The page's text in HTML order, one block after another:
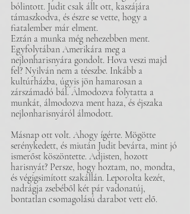
bólintott. Judit csak állt ott, kaszájára
támaszkodva, és észre se vette, hogy a
fiatalember már elment.
Eztán a munka még nehezebben ment.
Egyfolytában Amerikára meg a
nejlonharisnyára gondolt. Hova veszi majd
fel? Nyilván nem a téeszbe. Inkább a
kultúrházba, úgyis jön hamarosan a
zárszámadó bál. Álmodozva folytatta a
munkát, álmodozva ment haza, és éjszaka
nejlonharisnyáról álmodott.
Másnap ott volt. Ahogy ígérte. Mögötte
serénykedett, és miután Judit bevárta, mint jó
ismerőst köszöntette. Adjisten, hozott
harisnyát? Persze, hogy hoztam, no, mondta,
és végigsimított szakállán. Leporolta kezét,
nadrágja zsebéből két pár vadonatúj,
bontatlan csomagolású darabot vett elő.